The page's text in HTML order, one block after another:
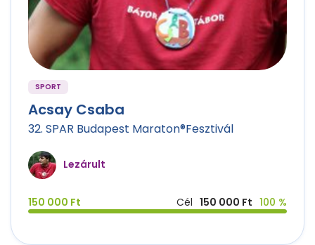
SPORT
Acsay Csaba
32. SPAR Budapest Maraton®Fesztivál
Lezárult
150 000 Ft Cél 150 000 Ft 100 %